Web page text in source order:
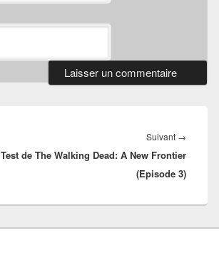
Suivant →
suivant :
Test de The Walking Dead: A New Frontier
(Episode 3)